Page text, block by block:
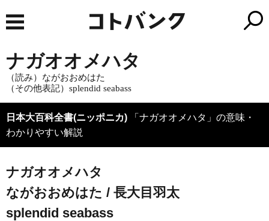
ナガオオメハタ
（読み）ながおおめはた
（その他表記）splendid seabass
日本大百科全書(ニッポニカ) 「ナガオオメハタ」の意味・
わかりやすい解説
ナガオオメハタ
ながおおめはた / 長大目羽太
splendid seabass